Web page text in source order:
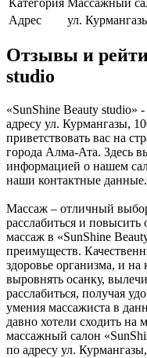
Адрес
ул.
Отзывы и
studio
«SunShine Beauty studio»
адресу ул. Курмангазы,
приветствовать вас на
города Алма-Ата. Здесь
информацией о нашем
наши контактные данные.
Массаж – отличный
расслабиться и
массаж в «SunShine
преимуществ.
здоровье организма, и
выровнять осанку,
расслабиться, получая
умения массажиста в
давно хотели сходить на
массажный салон
по адресу ул.